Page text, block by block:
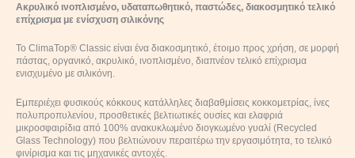
Ακρυλικό ινοπλισμένο, υδαταπωθητικό, παστώδες, διακοσμητικό τελικό
επίχρισμα με ενίσχυση σιλικόνης
Το ClimaTop® Classic είναι ένα διακοσμητικό, έτοιμο προς χρήση, σε μορφή
πάστας, οργανικό, ακρυλικό, ινοπλισμένο, διαπνέον τελικό επίχρισμα
ενισχυμένο με σιλικόνη.
Εμπεριέχει φυσικούς κόκκους κατάλληλες διαβαθμίσεις κοκκομετρίας, ίνες
πολυπροπυλενίου, προσθετικές βελτιωτικές ουσίες και ελαφριά
μικροσφαιρίδια από 100% ανακυκλωμένο διογκωμένο γυαλί (Recycled
Glass Technology) που βελτιώνουν περαιτέρω την εργασιμότητα, το τελικό
φινίρισμα και τις μηχανικές αντοχές.